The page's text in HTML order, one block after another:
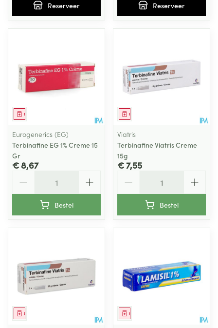
Reserveer Reserveer
Geneesmiddel
Eurogenerics (EG)
Terbinafine EG 1% Creme 15
Gr
€ 8,67
Bestel
Geneesmiddel
Viatris
Terbinafine Viatris Creme
15g
€ 7,55
Bestel
Geneesmiddel Geneesmiddel